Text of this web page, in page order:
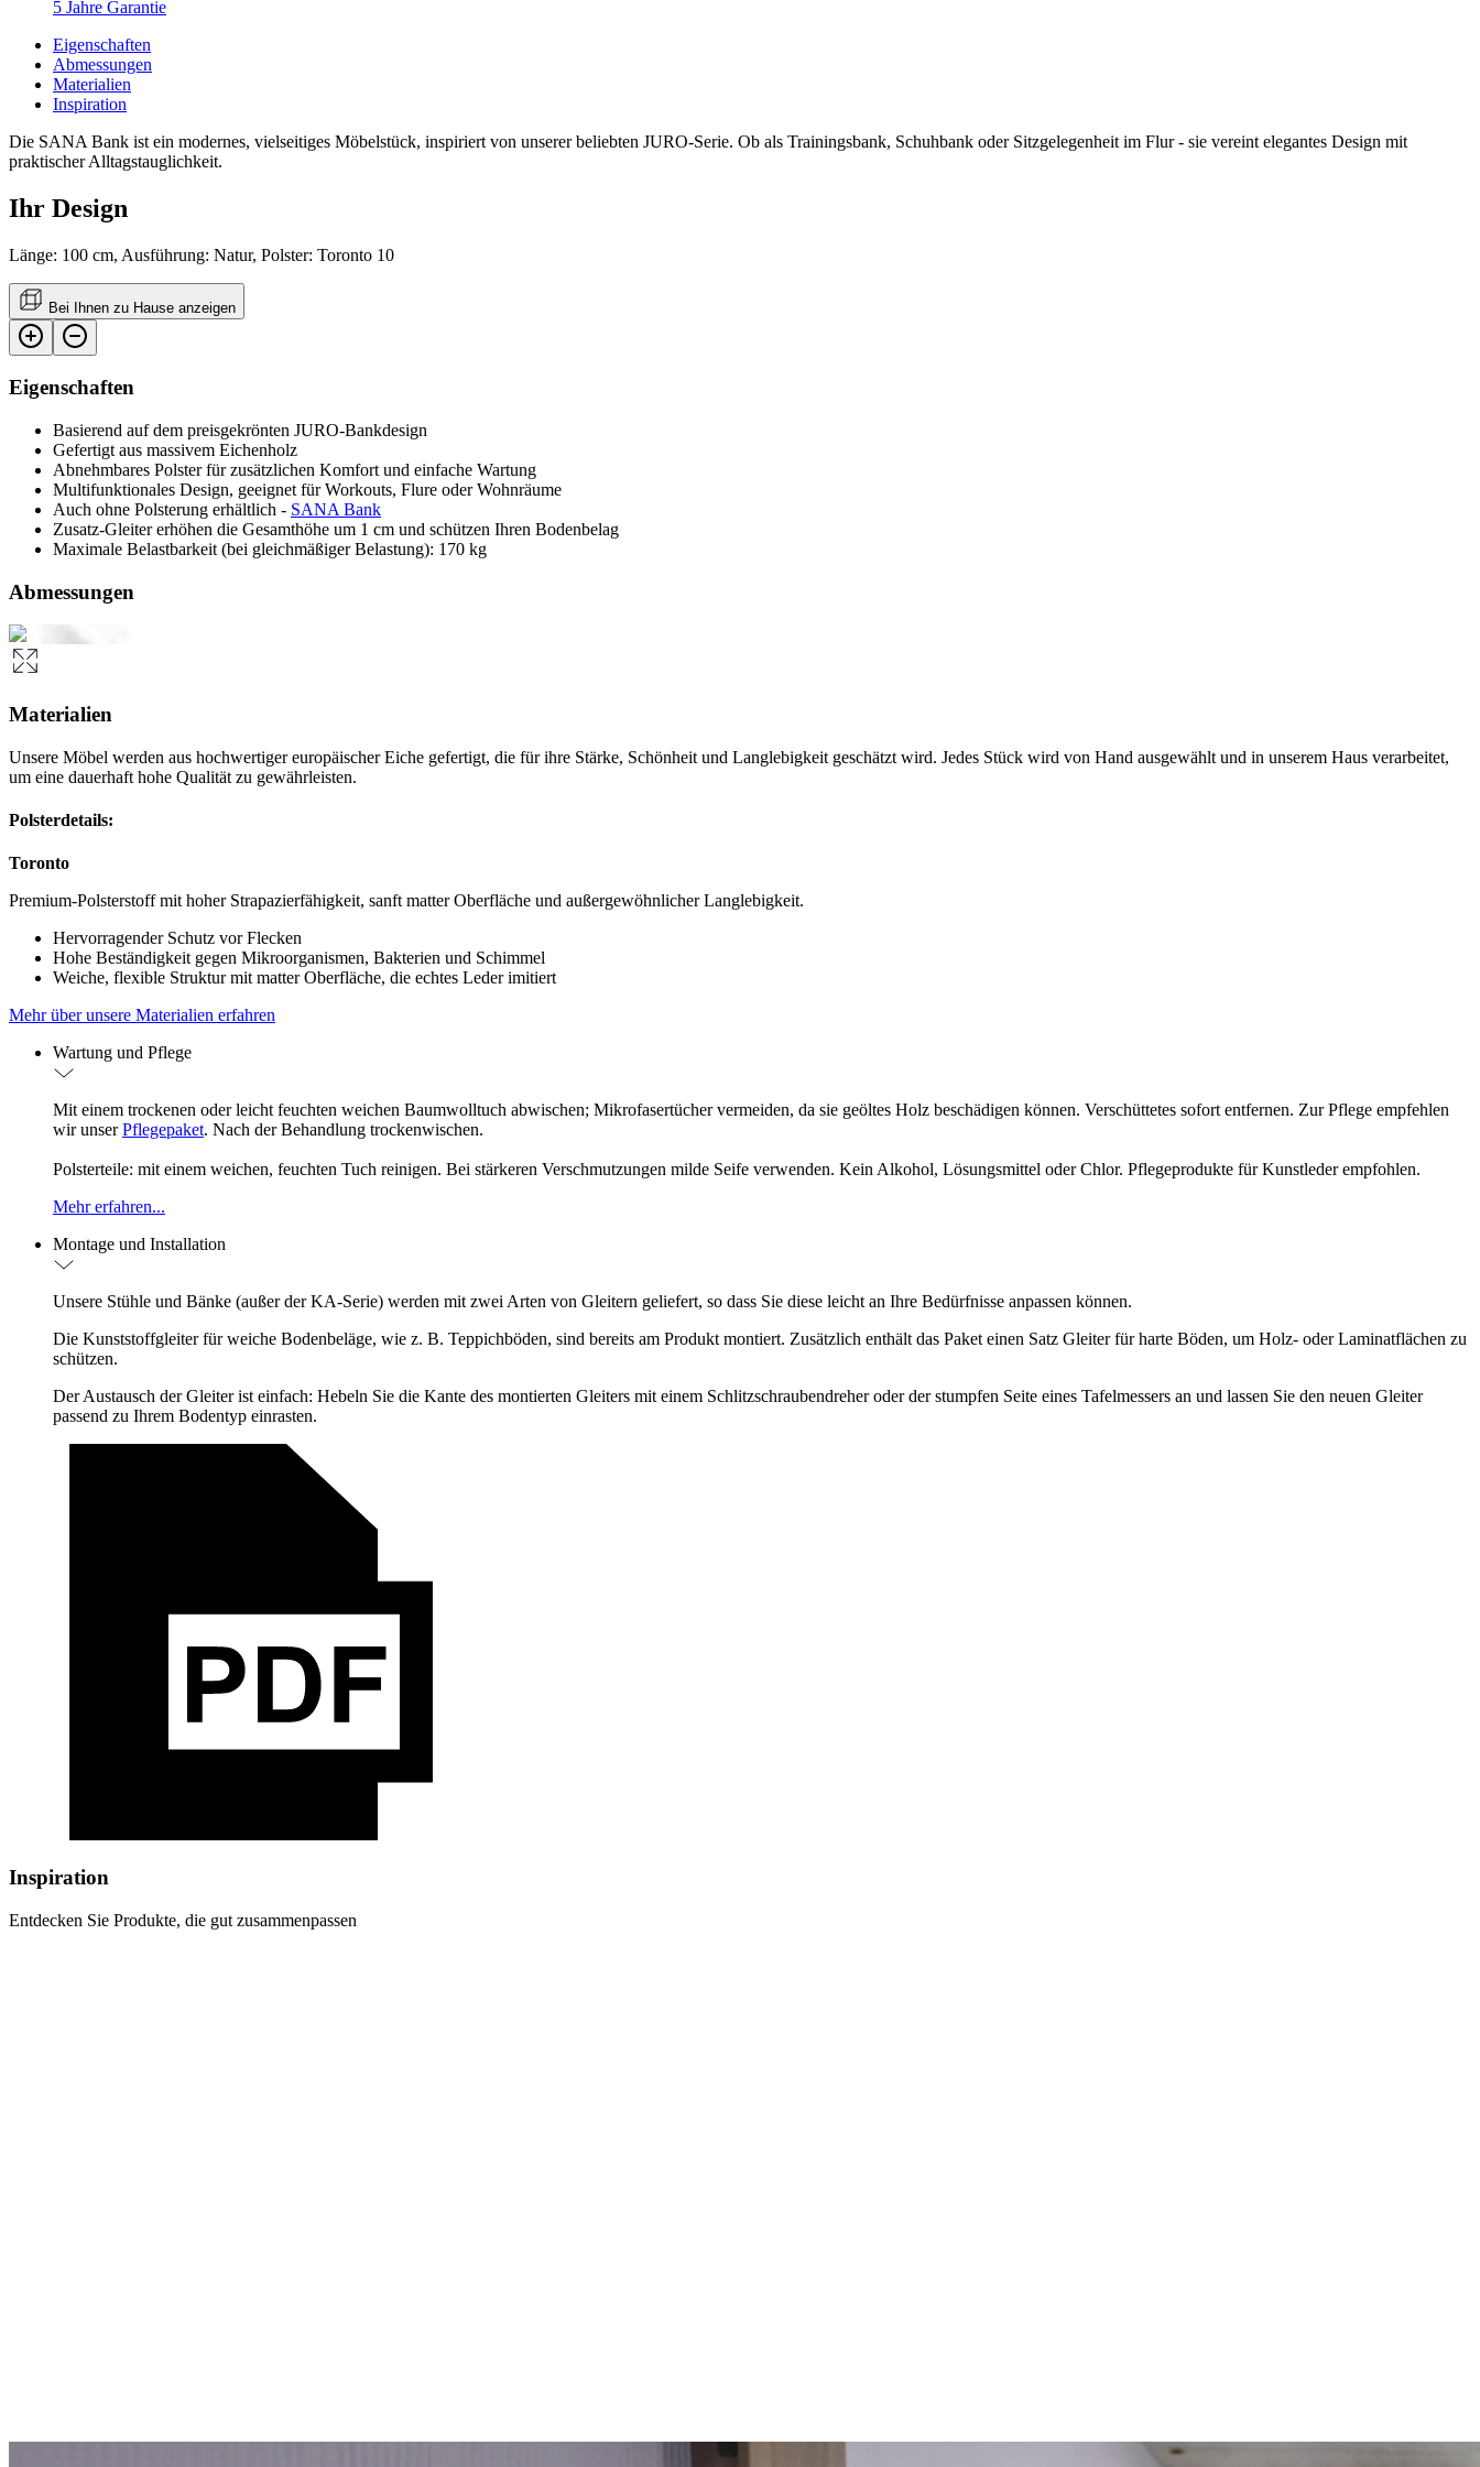
5 Jahre Garantie
Eigenschaften
Abmessungen
Materialien
Inspiration
Die SANA Bank ist ein modernes, vielseitiges Möbelstück, inspiriert von unserer beliebten JURO-Serie. Ob als Trainingsbank, Schuhbank oder Sitzgelegenheit im Flur - sie vereint elegantes Design mit
praktischer Alltagstauglichkeit.
Ihr Design
Länge: 100 cm, Ausführung: Natur, Polster: Toronto 10
Bei Ihnen zu Hause anzeigen
Eigenschaften
Basierend auf dem preisgekrönten JURO-Bankdesign
Gefertigt aus massivem Eichenholz
Abnehmbares Polster für zusätzlichen Komfort und einfache Wartung
Multifunktionales Design, geeignet für Workouts, Flure oder Wohnräume
Auch ohne Polsterung erhältlich - SANA Bank
Zusatz-Gleiter erhöhen die Gesamthöhe um 1 cm und schützen Ihren Bodenbelag
Maximale Belastbarkeit (bei gleichmäßiger Belastung): 170 kg
Abmessungen
Materialien
Unsere Möbel werden aus hochwertiger europäischer Eiche gefertigt, die für ihre Stärke, Schönheit und Langlebigkeit geschätzt wird. Jedes Stück wird von Hand ausgewählt und in unserem Haus verarbeitet,
um eine dauerhaft hohe Qualität zu gewährleisten.
Polsterdetails:
Toronto
Premium-Polsterstoff mit hoher Strapazierfähigkeit, sanft matter Oberfläche und außergewöhnlicher Langlebigkeit.
Hervorragender Schutz vor Flecken
Hohe Beständigkeit gegen Mikroorganismen, Bakterien und Schimmel
Weiche, flexible Struktur mit matter Oberfläche, die echtes Leder imitiert
Mehr über unsere Materialien erfahren
Wartung und Pflege
Mit einem trockenen oder leicht feuchten weichen Baumwolltuch abwischen; Mikrofasertücher vermeiden, da sie geöltes Holz beschädigen können. Verschüttetes sofort entfernen. Zur Pflege empfehlen
wir unserPflegepaket. Nach der Behandlung trockenwischen.
Polsterteile: mit einem weichen, feuchten Tuch reinigen. Bei stärkeren Verschmutzungen milde Seife verwenden. Kein Alkohol, Lösungsmittel oder Chlor. Pflegeprodukte für Kunstleder empfohlen.
Mehr erfahren...
Montage und Installation
Unsere Stühle und Bänke (außer der KA-Serie) werden mit zwei Arten von Gleitern geliefert, so dass Sie diese leicht an Ihre Bedürfnisse anpassen können.
Die Kunststoffgleiter für weiche Bodenbeläge, wie z. B. Teppichböden, sind bereits am Produkt montiert. Zusätzlich enthält das Paket einen Satz Gleiter für harte Böden, um Holz- oder Laminatflächen zu
schützen.
Der Austausch der Gleiter ist einfach: Hebeln Sie die Kante des montierten Gleiters mit einem Schlitzschraubendreher oder der stumpfen Seite eines Tafelmessers an und lassen Sie den neuen Gleiter
passend zu Ihrem Bodentyp einrasten.
Inspiration
Entdecken Sie Produkte, die gut zusammenpassen